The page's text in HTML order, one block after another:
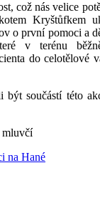
což nás velice
Kryštůfkem
o první pomoci a
v terénu
do celotělové
být součástí této
mluvčí